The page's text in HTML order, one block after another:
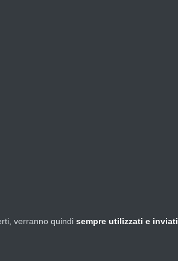
verranno quindi sempre utilizzati e inviati